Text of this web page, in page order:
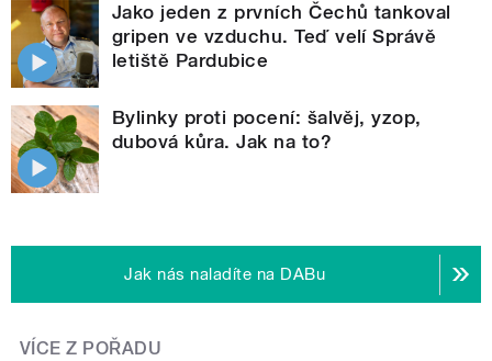
Jako jeden z prvních Čechů tankoval
gripen ve vzduchu. Teď velí Správě
letiště Pardubice
Bylinky proti pocení: šalvěj, yzop,
dubová kůra. Jak na to?
Jak nás naladíte na DABu
VÍCE Z POŘADU